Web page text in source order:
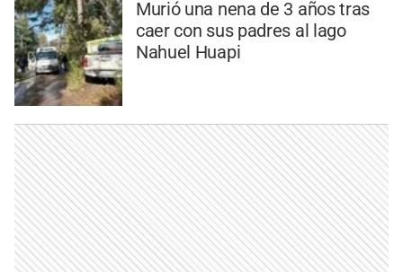
Murió una nena de 3 años tras
caer con sus padres al lago
Nahuel Huapi